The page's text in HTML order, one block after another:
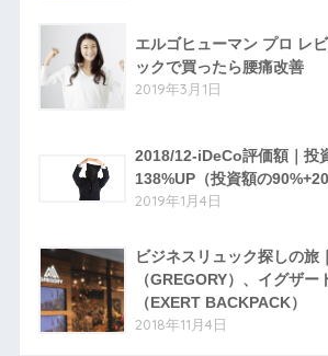
エルゴヒューマン プロ レ
ックで買ったら腰痛改善
2019年3月1日
2018/12-iDeCo評価額｜投
138%UP（投資額の
2019年1月4日
ビジネスリュック探しの旅
（GREGORY）、イグザー
（EXERT BACKPACK）
2018年11月4日